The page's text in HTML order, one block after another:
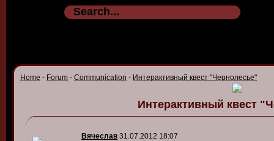
Home - Forum - Communication - Интерактивный квест "Чернолесье"
Интерактивный квест
Вячеслав 31.07.2012 18:07